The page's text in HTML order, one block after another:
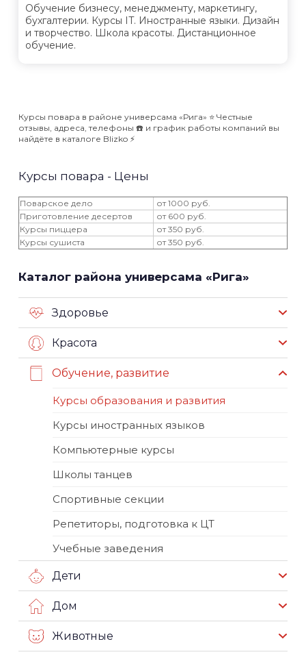
Обучение бизнесу, менеджменту, маркетингу,
бухгалтерии. Курсы IT. Иностранные языки. Дизайн
и творчество. Школа красоты. Дистанционное
обучение.
Курсы повара в районе универсама «Рига» ⭐️ Честные
отзывы, адреса, телефоны ☎️ и график работы компаний вы
найдёте в каталоге Blizko ⚡️
Курсы повара - Цены
Поварское дело
от 1000 руб.
Приготовление десертов
от 600 руб.
Курсы пиццера
от 350 руб.
Курсы сушиста
от 350 руб.
Каталог района универсама «Рига»
Здоровье
Красота
Обучение, развитие
Курсы образования и развития
Курсы иностранных языков
Компьютерные курсы
Школы танцев
Спортивные секции
Репетиторы, подготовка к ЦТ
Учебные заведения
Дети
Дом
Животные